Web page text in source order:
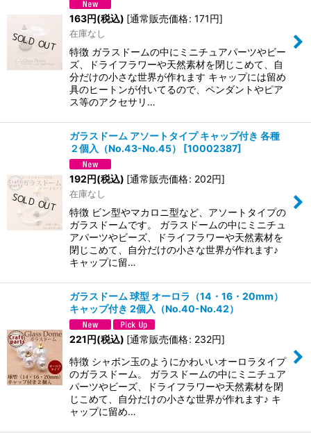
163円(税込) [通常販売価格: 171円]
在庫なし
特徴 ガラスドームの中にミニチュアパーツやビー
ズ、ドライフラワーや天然素材を閉じこめて、自
分だけの小さな世界が作れます キャップには留め
具のヒートンが付いてるので、ペンダントやピア
ス等のアクセサリ…
ガラスドーム アソートタイプ キャップ付き 各種
２個入（No.43-No.45）
[10002387]
192円(税込) [通常販売価格: 202円]
在庫なし
特徴 ビン型やマカロニ型など、アソートタイプの
ガラスドームです。 ガラスドームの中にミニチュ
アパーツやビーズ、ドライフラワーや天然素材を
閉じこめて、自分だけの小さな世界が作れます♪
キャップに留…
ガラスドーム 球型 オーロラ（14・16・20mm）
キャップ付き 2個入（No.40-No.42）
221円(税込) [通常販売価格: 232円]
特徴 シャボン玉のようにかわいいオーロラタイプ
のガラスドーム。 ガラスドームの中にミニチュア
パーツやビーズ、ドライフラワーや天然素材を閉
じこめて、自分だけの小さな世界が作れます♪ キ
ャップに留め…